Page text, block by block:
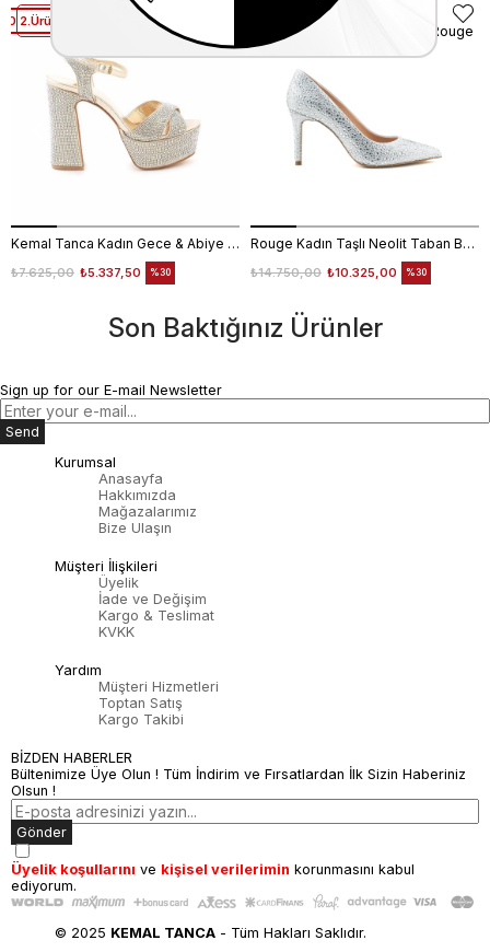
Kemal Tanca Kadın Gece & Abiye Ayakkabı 4360
₺5.337,50
₺7.625,00 %30
2.Ürüne %50 İndirim
Kemal Tanca
Rouge Kadın Taşlı Neolit Taban Beyaz Süet Gece & Abiye Ayakkabı
₺10.325,00
₺14.750,00 %30
2. Ürüne %50 Net İndirim
Rouge
Son Baktığınız Ürünler
Sign up for our E-mail Newsletter
Send
Kurumsal
Anasayfa
Hakkımızda
Mağazalarımız
Bize Ulaşın
Müşteri İlişkileri
Üyelik
İade ve Değişim
Kargo & Teslimat
KVKK
Yardım
Müşteri Hizmetleri
Toptan Satış
Kargo Takibi
BİZDEN HABERLER
Bültenimize Üye Olun ! Tüm İndirim ve Fırsatlardan İlk Sizin Haberiniz
Olsun !
Gönder
Üyelik koşullarını ve kişisel verilerimin korunmasını kabul
ediyorum.
© 2025 KEMAL TANCA - Tüm Hakları Saklıdır.